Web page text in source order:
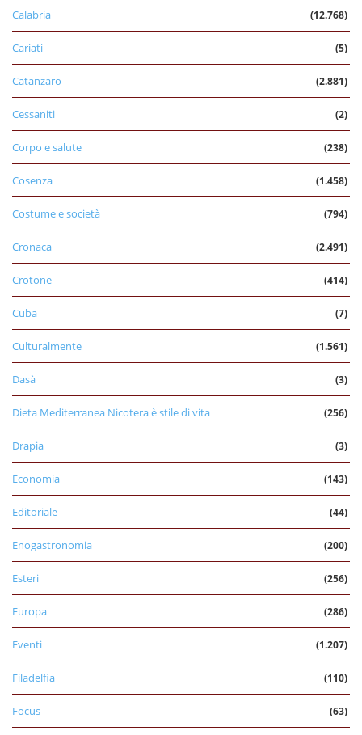
Calabria (12.768)
Cariati (5)
Catanzaro (2.881)
Cessaniti (2)
Corpo e salute (238)
Cosenza (1.458)
Costume e società (794)
Cronaca (2.491)
Crotone (414)
Cuba (7)
Culturalmente (1.561)
Dasà (3)
Dieta Mediterranea Nicotera è stile di vita (256)
Drapia (3)
Economia (143)
Editoriale (44)
Enogastronomia (200)
Esteri (256)
Europa (286)
Eventi (1.207)
Filadelfia (110)
Focus (63)